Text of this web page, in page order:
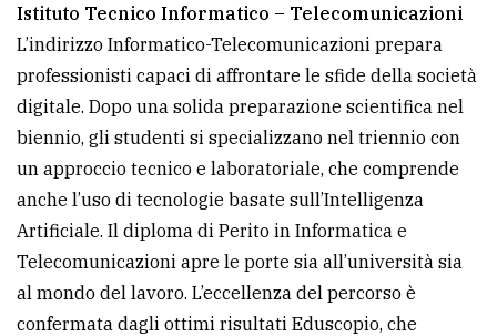
Istituto Tecnico Informatico – Telecomunicazioni
L’indirizzo Informatico-Telecomunicazioni prepara
professionisti capaci di affrontare le sfide della società
digitale. Dopo una solida preparazione scientifica nel
biennio, gli studenti si specializzano nel triennio con
un approccio tecnico e laboratoriale, che comprende
anche l’uso di tecnologie basate sull’Intelligenza
Artificiale. Il diploma di Perito in Informatica e
Telecomunicazioni apre le porte sia all’università sia
al mondo del lavoro. L’eccellenza del percorso è
confermata dagli ottimi risultati Eduscopio, che